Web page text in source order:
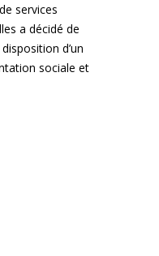
services
a décidé de
d’un
sociale et